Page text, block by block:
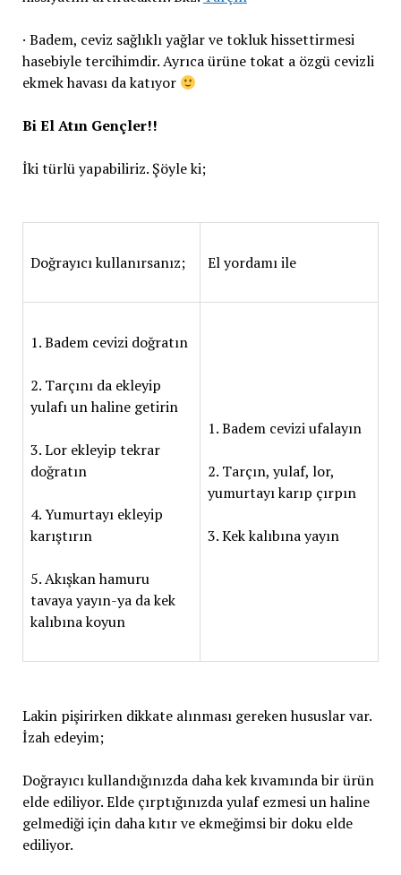
· Badem, ceviz sağlıklı yağlar ve tokluk hissettirmesi
hasebiyle tercihimdir. Ayrıca ürüne tokat a özgü cevizli
ekmek havası da katıyor
Bi El Atın Gençler!!
İki türlü yapabiliriz. Şöyle ki;
Doğrayıcı kullanırsanız; El yordamı ile
1. Badem cevizi doğratın
2. Tarçını da ekleyip
yulafı un haline getirin
3. Lor ekleyip tekrar
doğratın
4. Yumurtayı ekleyip
karıştırın
5. Akışkan hamuru
tavaya yayın-ya da kek
kalıbına koyun
1. Badem cevizi ufalayın
2. Tarçın, yulaf, lor,
yumurtayı karıp çırpın
3. Kek kalıbına yayın
Lakin pişirirken dikkate alınması gereken hususlar var.
İzah edeyim;
Doğrayıcı kullandığınızda daha kek kıvamında bir ürün
elde ediliyor. Elde çırptığınızda yulaf ezmesi un haline
gelmediği için daha kıtır ve ekmeğimsi bir doku elde
ediliyor.